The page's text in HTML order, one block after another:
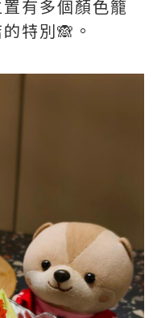
有多個顏色籠
特別🙈。